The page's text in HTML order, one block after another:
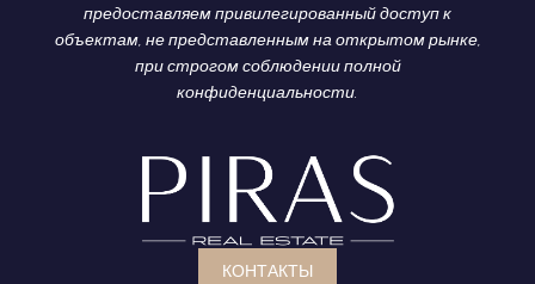
или La Montgolfière, отмеченный звездами
Мишлен. Вечером, когда наступает тишина,
Скала превращается в эксклюзивную гавань
уютного поселка, столь непохожего на
остальную часть Лазурного берега.
предоставляем привилегированный доступ к
объектам, не представленным на открытом рынке,
при строгом соблюдении полной
конфиденциальности.
КОНТАКТЫ